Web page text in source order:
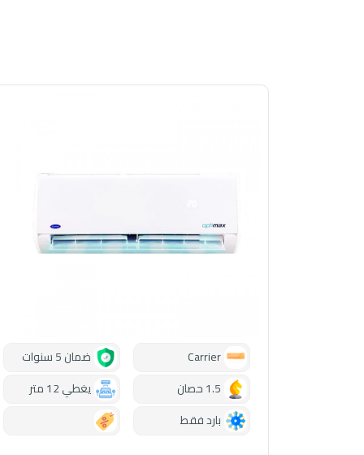
عودة الكهرباء
الان هتستمتع
عيوب تكييفات
يعتقد بعض الاشخاص
موديلات
توفر كاريير موديلات وناوع
تكييف كاريير اوبتي
تكييف كاريير اوبتي
تكييف كاريير كونسيلد
بارد فقط
ضمان 5 سنوات
يغطي 12 متر